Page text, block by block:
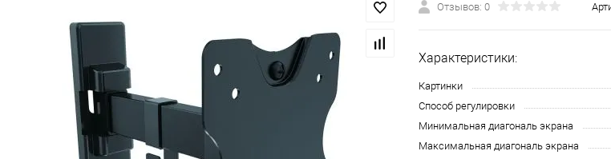
Отзывов: 0
Характеристики:
Картинки
Способ регулировки
Минимальная диагональ экрана
Максимальная диагональ экрана